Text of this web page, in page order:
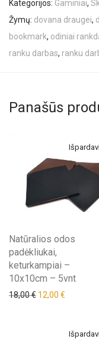
Kategorijos: Gaminiai,
Žymų: dovana draugei,
bookmark, odiniai
ranku darbas, ranku
Panašūs
Natūralios odos
padėkliukai,
keturkampiai –
10x10cm – 5vnt
18,00€ 12,00 €